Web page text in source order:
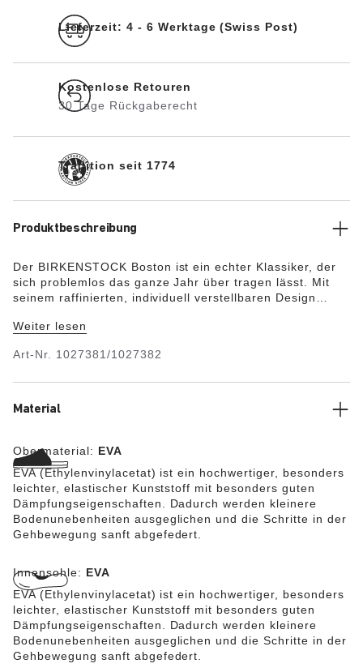
Lieferzeit: 4 - 6 Werktage (Swiss Post)
Kostenlose Retouren
30 Tage Rückgaberecht
Tradition seit 1774
Produktbeschreibung
Der BIRKENSTOCK Boston ist ein echter Klassiker, der
sich problemlos das ganze Jahr über tragen lässt. Mit
seinem raffinierten, individuell verstellbaren Design
Sandale nachempfunden, besteht dieses Modell aus
Der hochwertige, geruchsneutrale und
schockabsorbierend, wasserfest, und hautfreundlich.
Weiter lesen
Art-Nr. 1027381/1027382
Material
Obermaterial: EVA
EVA (Ethylenvinylacetat) ist ein hochwertiger, besonders
leichter, elastischer Kunststoff mit besonders guten
Dämpfungseigenschaften. Dadurch werden kleinere
Bodenunebenheiten ausgeglichen und die Schritte in der
Gehbewegung sanft abgefedert.
Innensohle: EVA
EVA (Ethylenvinylacetat) ist ein hochwertiger, besonders
leichter, elastischer Kunststoff mit besonders guten
Dämpfungseigenschaften. Dadurch werden kleinere
Bodenunebenheiten ausgeglichen und die Schritte in der
Gehbewegung sanft abgefedert.